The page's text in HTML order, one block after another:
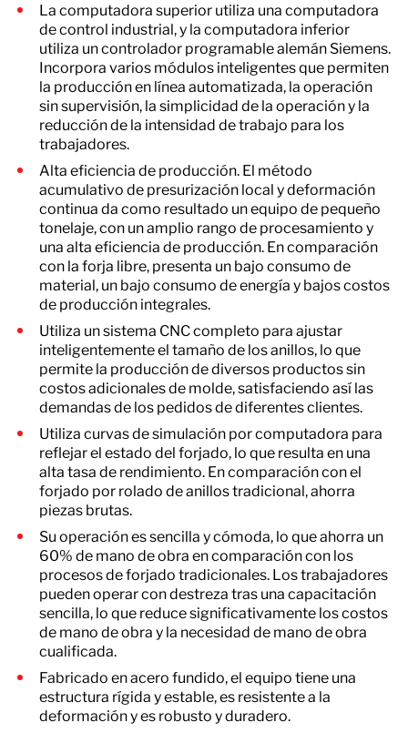
La computadora superior utiliza una computadora
de control industrial, y la computadora inferior
utiliza un controlador programable alemán Siemens.
Incorpora varios módulos inteligentes que permiten
la producción en línea automatizada, la operación
sin supervisión, la simplicidad de la operación y la
reducción de la intensidad de trabajo para los
trabajadores.
Alta eficiencia de producción. El método
acumulativo de presurización local y deformación
continua da como resultado un equipo de pequeño
tonelaje, con un amplio rango de procesamiento y
una alta eficiencia de producción. En comparación
con la forja libre, presenta un bajo consumo de
material, un bajo consumo de energía y bajos costos
de producción integrales.
Utiliza un sistema CNC completo para ajustar
inteligentemente el tamaño de los anillos, lo que
permite la producción de diversos productos sin
costos adicionales de molde, satisfaciendo así las
demandas de los pedidos de diferentes clientes.
Utiliza curvas de simulación por computadora para
reflejar el estado del forjado, lo que resulta en una
alta tasa de rendimiento. En comparación con el
forjado por rolado de anillos tradicional, ahorra
piezas brutas.
Su operación es sencilla y cómoda, lo que ahorra un
60% de mano de obra en comparación con los
procesos de forjado tradicionales. Los trabajadores
pueden operar con destreza tras una capacitación
sencilla, lo que reduce significativamente los costos
de mano de obra y la necesidad de mano de obra
cualificada.
Fabricado en acero fundido, el equipo tiene una
estructura rígida y estable, es resistente a la
deformación y es robusto y duradero.